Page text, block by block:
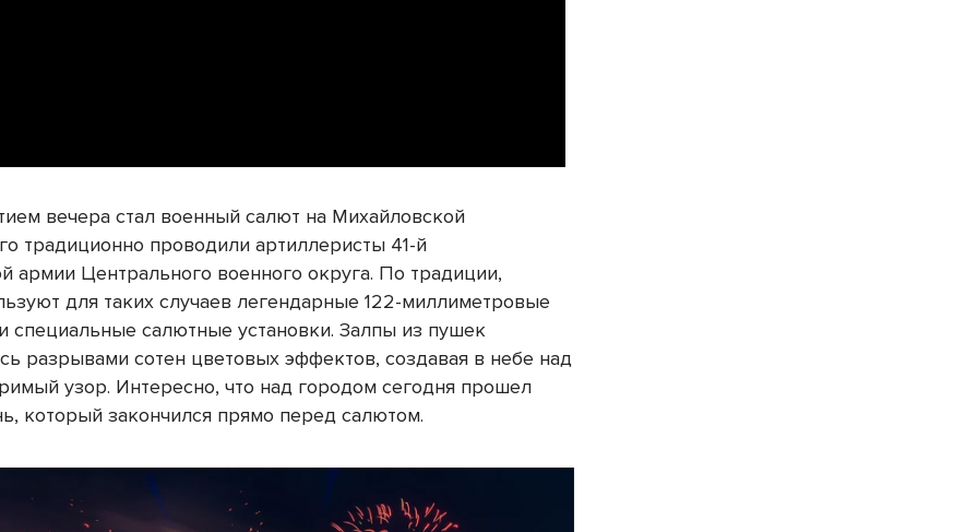
вечера стал военный салют на Михайловской
традиционно проводили артиллеристы 41-й
армии Центрального военного округа. По традиции,
для таких случаев легендарные 122-миллиметровые
специальные салютные установки. Залпы из пушек
разрывами сотен цветовых эффектов, создавая в небе над
узор. Интересно, что над городом сегодня прошел
который закончился прямо перед салютом.